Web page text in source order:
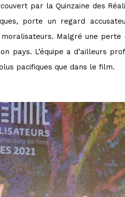
par la Quinzaine des
porte un regard
Malgré une
pays. L’équipe a d’ailleurs
pacifiques que dans le film.